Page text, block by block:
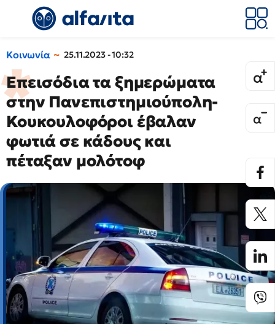
Κοινωνία 25.11.2023 - 10:32
Επεισόδια τα ξημερώματα
στην Πανεπιστημιούπολη-
Κουκουλοφόροι έβαλαν
φωτιά σε κάδους και
πέταξαν μολότοφ